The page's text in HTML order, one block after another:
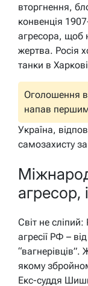
вторгнення,
конвенція
агресора, щоб
жертва. Росія
танки в
Оголошення
напав
Україна,
самозахисту
агресор,
Світ не
агресії РФ –
“вагнерівців”.
якому
Екс-суддя